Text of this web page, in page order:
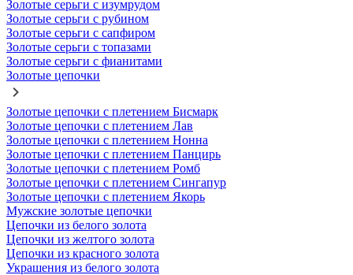
Золотые серьги с изумрудом
Золотые серьги с рубином
Золотые серьги с сапфиром
Золотые серьги с топазами
Золотые серьги с фианитами
Золотые цепочки
Золотые цепочки с плетением Бисмарк
Золотые цепочки с плетением Лав
Золотые цепочки с плетением Нонна
Золотые цепочки с плетением Панцирь
Золотые цепочки с плетением Ромб
Золотые цепочки с плетением Сингапур
Золотые цепочки с плетением Якорь
Мужские золотые цепочки
Цепочки из белого золота
Цепочки из желтого золота
Цепочки из красного золота
Украшения из белого золота